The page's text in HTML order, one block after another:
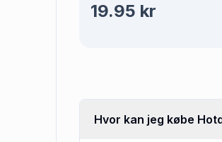
19.95 kr
Hvor kan jeg købe